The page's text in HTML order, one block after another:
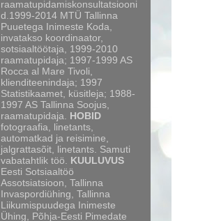
raamatupidamiskonsultatsiooni
d.1999-2014 MTÜ Tallinna
Puuetega Inimeste Koda,
invatakso koordinaator,
sotsiaaltöötaja, 1999-2010
raamatupidaja; 1997-1999 AS
Rocca al Mare Tivoli,
klienditeenindaja; 1997
Statistikaamet, küsitleja; 1988-
1997 AS Tallinna Soojus,
raamatupidaja. HOBID
fotograafia, linetants,
automatkad ja reisimine,
jalgrattasõit, linetants. Samuti
vabatahtlik töö. KUULUVUS
Eesti Sotsiaaltöö
Assotsiatsioon, Tallinna
Invaspordiühing, Tallinna
Liikumispuudega Inimeste
Ühing, Põhja-Eesti Pimedate